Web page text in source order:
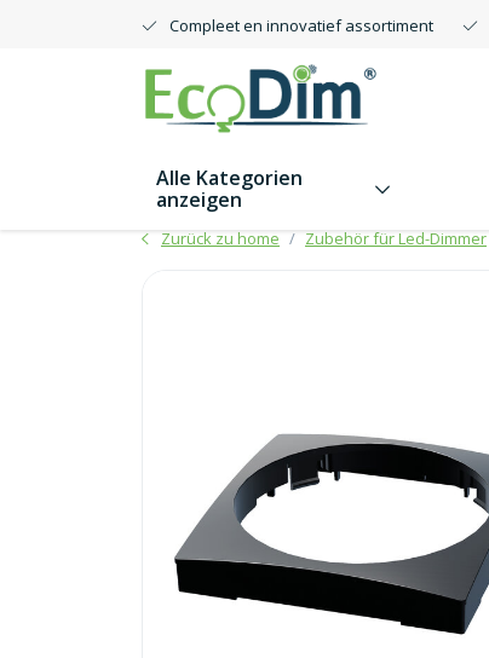
Compleet en innovatief assortiment
Alle Kategorien
anzeigen
Zurück zu home Zubehör für Led-Dimmer